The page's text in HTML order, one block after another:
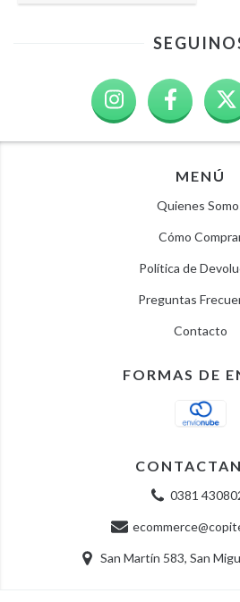
MENÚ
Quienes
Cómo
Política de
Preguntas
Contacto
FORMAS DE
0381
San Martín 583, San